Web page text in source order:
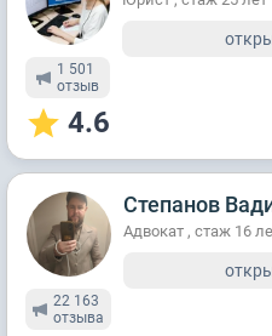
1 501
отзыв
4.6
22 163
отзывa
Степанов
Адвокат , стаж 16